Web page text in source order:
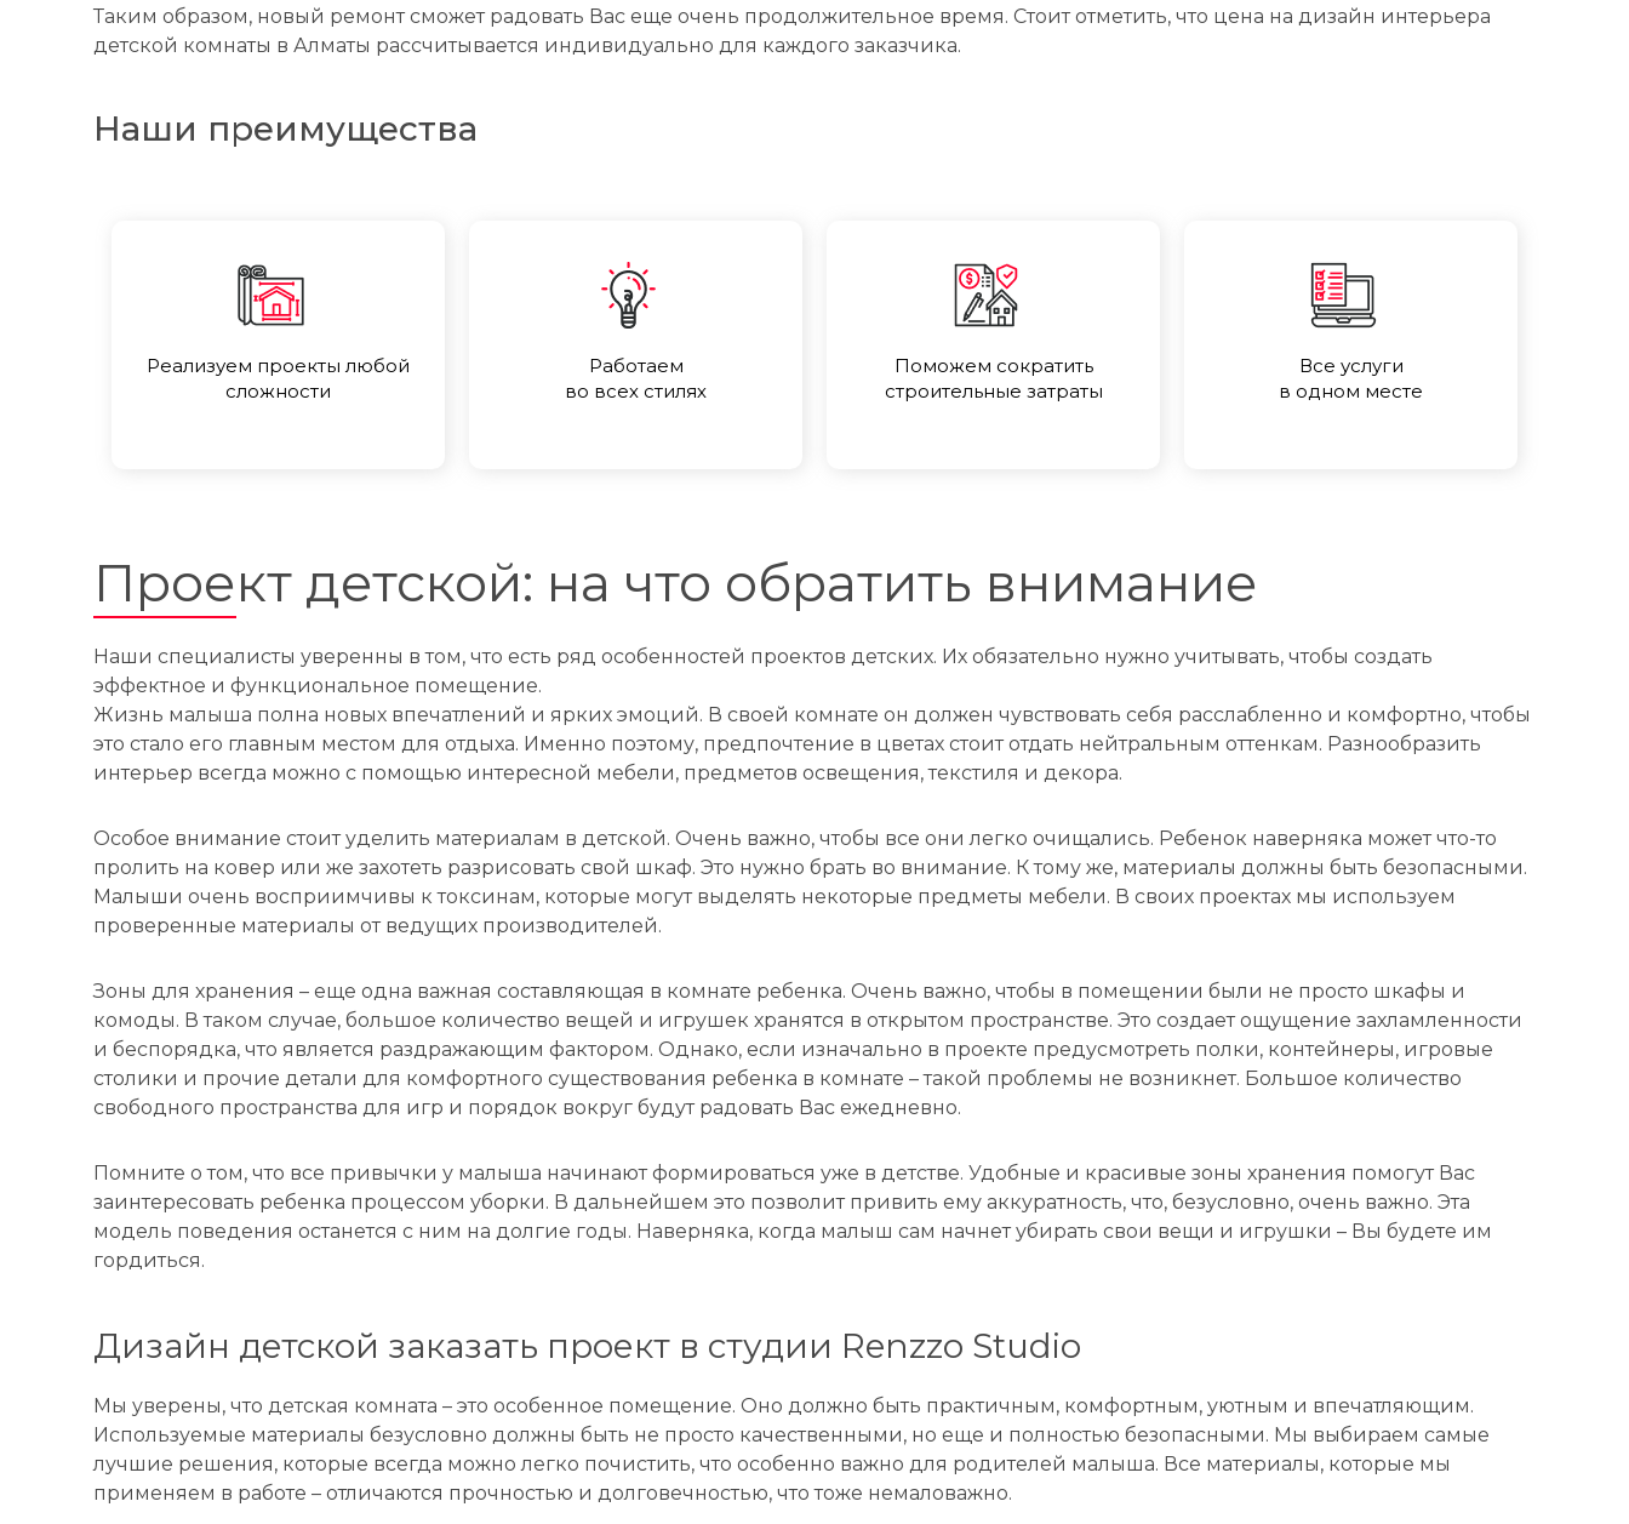
Таким образом, новый ремонт сможет радовать Вас еще очень продолжительное время. Стоит отметить, что цена на дизайн интерьера
детской комнаты в Алматы рассчитывается индивидуально для каждого заказчика.
Наши преимущества
Реализуем проекты любой
сложности
Работаем
во всех стилях
Поможем сократить
строительные затраты
Все услуги
в одном месте
Проект детской: на что обратить внимание
Наши специалисты уверенны в том, что есть ряд особенностей проектов детских. Их обязательно нужно учитывать, чтобы создать
эффектное и функциональное помещение.
Жизнь малыша полна новых впечатлений и ярких эмоций. В своей комнате он должен чувствовать себя расслабленно и комфортно, чтобы
это стало его главным местом для отдыха. Именно поэтому, предпочтение в цветах стоит отдать нейтральным оттенкам. Разнообразить
интерьер всегда можно с помощью интересной мебели, предметов освещения, текстиля и декора.
Особое внимание стоит уделить материалам в детской. Очень важно, чтобы все они легко очищались. Ребенок наверняка может что-то
пролить на ковер или же захотеть разрисовать свой шкаф. Это нужно брать во внимание. К тому же, материалы должны быть безопасными.
Малыши очень восприимчивы к токсинам, которые могут выделять некоторые предметы мебели. В своих проектах мы используем
проверенные материалы от ведущих производителей.
Зоны для хранения – еще одна важная составляющая в комнате ребенка. Очень важно, чтобы в помещении были не просто шкафы и
комоды. В таком случае, большое количество вещей и игрушек хранятся в открытом пространстве. Это создает ощущение захламленности
и беспорядка, что является раздражающим фактором. Однако, если изначально в проекте предусмотреть полки, контейнеры, игровые
столики и прочие детали для комфортного существования ребенка в комнате – такой проблемы не возникнет. Большое количество
свободного пространства для игр и порядок вокруг будут радовать Вас ежедневно.
Помните о том, что все привычки у малыша начинают формироваться уже в детстве. Удобные и красивые зоны хранения помогут Вас
заинтересовать ребенка процессом уборки. В дальнейшем это позволит привить ему аккуратность, что, безусловно, очень важно. Эта
модель поведения останется с ним на долгие годы. Наверняка, когда малыш сам начнет убирать свои вещи и игрушки – Вы будете им
гордиться.
Дизайн детской заказать проект в студии Renzzo Studio
Мы уверены, что детская комната – это особенное помещение. Оно должно быть практичным, комфортным, уютным и впечатляющим.
Используемые материалы безусловно должны быть не просто качественными, но еще и полностью безопасными. Мы выбираем самые
лучшие решения, которые всегда можно легко почистить, что особенно важно для родителей малыша. Все материалы, которые мы
применяем в работе – отличаются прочностью и долговечностью, что тоже немаловажно.